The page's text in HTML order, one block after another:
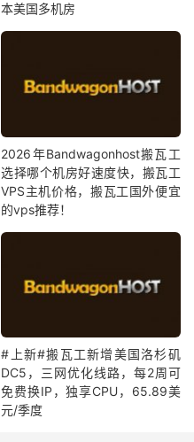
本美国多机房
2026年Bandwagonhost搬瓦工
选择哪个机房好速度快，搬瓦工
VPS主机价格，搬瓦工国外便宜
的vps推荐！
#上新#搬瓦工新增美国洛杉矶
DC5，三网优化线路，每2周可
免费换IP，独享CPU，65.89美
元/季度